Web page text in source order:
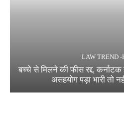
LAW TREND -
बच्चे से मिलने की फीस रद्द, कर्नाटक
असहयोग पड़ा भारी तो